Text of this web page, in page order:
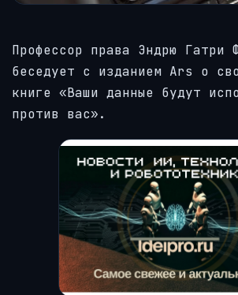
Профессор права Эндрю Гатри
беседует с изданием Ars о
книге «Ваши данные будут
против вас».